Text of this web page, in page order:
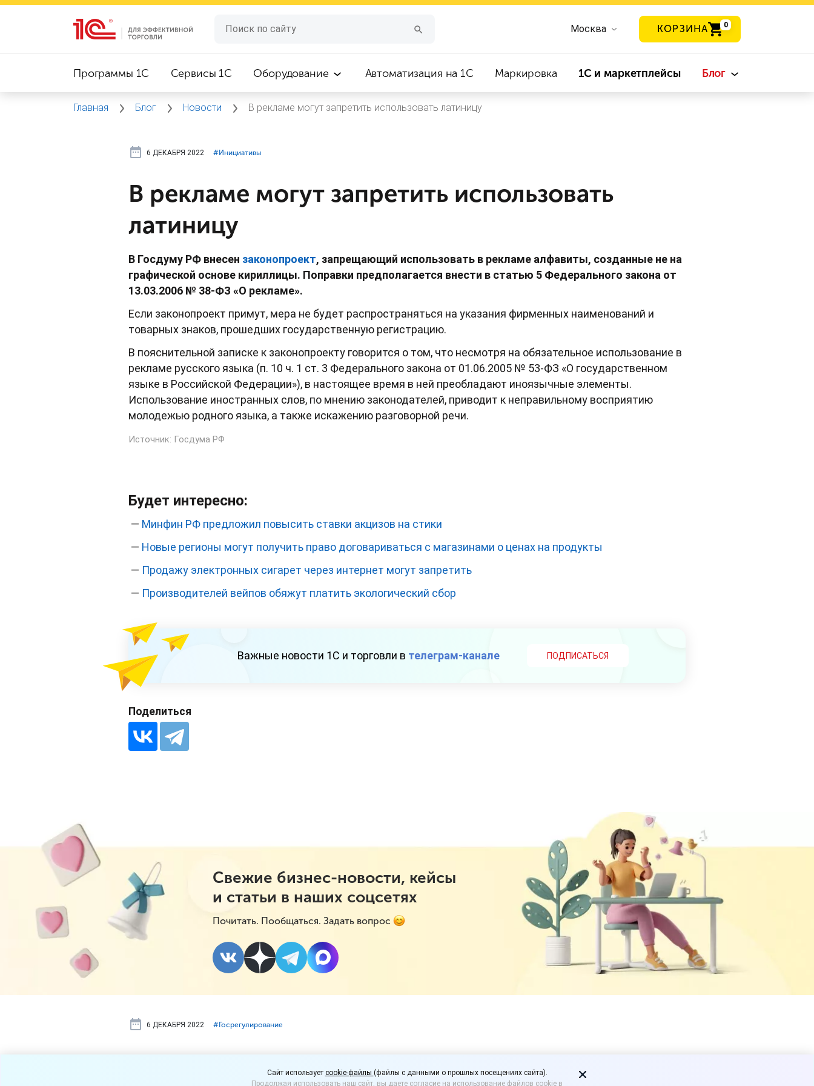
Москва КОРЗИНА 0
Программы 1C Сервисы 1C Оборудование Автоматизация на 1С Маркировка 1С и маркетплейсы Блог
Главная Блог Новости В рекламе могут запретить использовать латиницу
6 ДЕКАБРЯ 2022 #⁣Инициативы
В рекламе могут запретить использовать
латиницу
В Госдуму РФ внесен законопроект, запрещающий использовать в рекламе алфавиты, созданные не на
графической основе кириллицы. Поправки предполагается внести в статью 5 Федерального закона от
13.03.2006 № 38-ФЗ «О рекламе».
Если законопроект примут, мера не будет распространяться на указания фирменных наименований и
товарных знаков, прошедших государственную регистрацию.
В пояснительной записке к законопроекту говорится о том, что несмотря на обязательное использование в
рекламе русского языка (п. 10 ч. 1 ст. 3 Федерального закона от 01.06.2005 № 53-ФЗ «О государственном
языке в Российской Федерации»), в настоящее время в ней преобладают иноязычные элементы.
Использование иностранных слов, по мнению законодателей, приводит к неправильному восприятию
молодежью родного языка, а также искажению разговорной речи.
Источник: Госдума РФ
Будет интересно:
— Минфин РФ предложил повысить ставки акцизов на стики
— Новые регионы могут получить право договариваться с магазинами о ценах на продукты
— Продажу электронных сигарет через интернет могут запретить
— Производителей вейпов обяжут платить экологический сбор
Важные новости 1С и торговли в телеграм-канале ПОДПИСАТЬСЯ
Поделиться
Свежие бизнес-новости, кейсы
и статьи в наших соцсетях
Почитать. Пообщаться. Задать вопрос
6 ДЕКАБРЯ 2022 #⁣Госрегулирование
Эксперимент по системе такс-фри продлен
Cайт использует cookie-файлы (файлы с данными о прошлых посещениях сайта).
Продолжая использовать наш сайт, вы даете согласие на использование файлов cookie в